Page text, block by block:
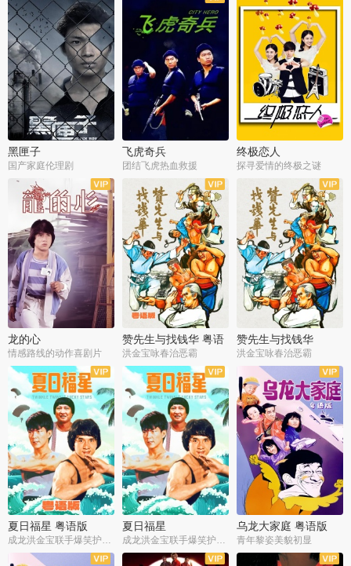
黑匣子
国产家庭伦理剧
飞虎奇兵
团结飞虎热血救援
终极恋人
探寻爱情的终极之谜
龙的心
情感路线的动作喜剧片
赞先生与找钱华 粤语
版
洪金宝咏春治恶霸
赞先生与找钱华
洪金宝咏春治恶霸
夏日福星 粤语版
成龙洪金宝联手爆笑护美女
夏日福星
成龙洪金宝联手爆笑护美女
乌龙大家庭 粤语版
青年黎姿美貌初显